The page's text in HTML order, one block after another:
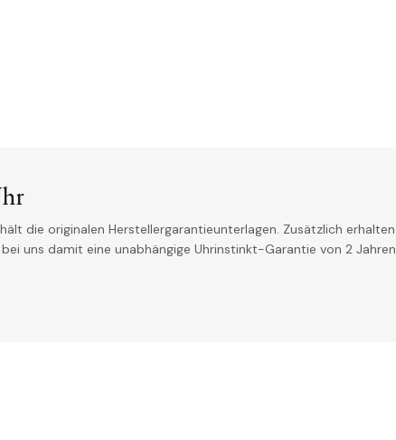
die originalen Herstellergarantieunterlagen. Zusätzlich erhalten
uns damit eine unabhängige Uhrinstinkt-Garantie von 2 Jahren